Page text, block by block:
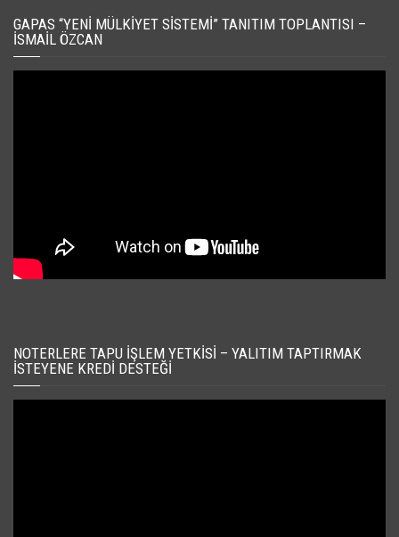
GAPAS “YENI MÜLKIYET SISTEMI” TANITIM TOPLANTISI –
İSMAIL ÖZCAN
NOTERLERE TAPU İŞLEM YETKISI – YALITIM TAPTIRMAK
İSTEYENE KREDI DESTEĞI